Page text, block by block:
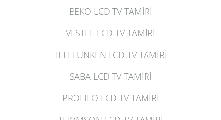
BEKO LCD TV TAMİRİ
VESTEL LCD TV TAMİRİ
TELEFUNKEN LCD TV TAMİRİ
SABA LCD TV TAMİRİ
PROFILO LCD TV TAMİRİ